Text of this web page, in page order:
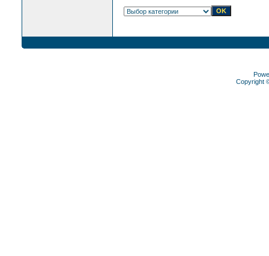
Copyright